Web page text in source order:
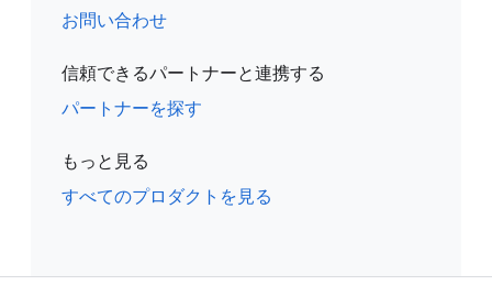
お問い合わせ
信頼できるパートナーと連携する
パートナーを探す
もっと見る
すべてのプロダクトを見る